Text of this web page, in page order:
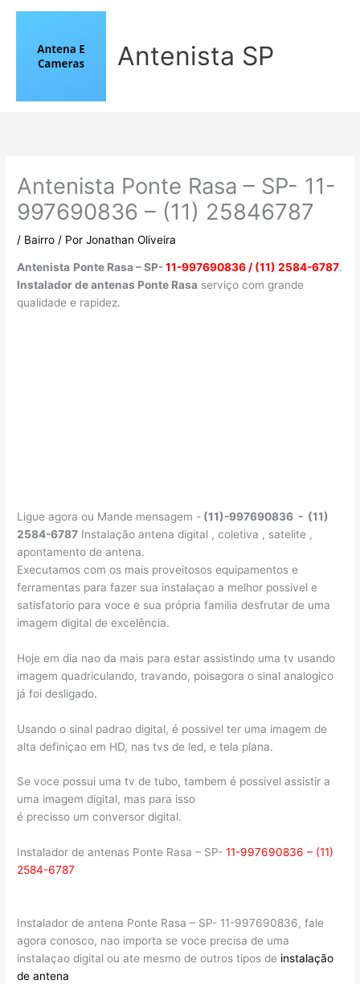
conteúdo
Antenista SP
Antenista Ponte Rasa – SP- 11-
997690836 – (11) 25846787
/ Bairro / PorJonathan Oliveira
Antenista Ponte Rasa – SP-11-997690836 / (11) 2584-6787.
Instalador de antenas Ponte Rasa serviço com grande
qualidade e rapidez.
Ligue agora ou Mande mensagem - (11)-997690836 - (11)
2584-6787 Instalação antena digital , coletiva , satelite ,
apontamento de antena.
Executamos com os mais proveitosos equipamentos e
ferramentas para fazer sua instalaçao a melhor possivel e
satisfatorio para voce e sua própria familia desfrutar de uma
imagem digital de excelência.
Hoje em dia nao da mais para estar assistindo uma tv usando
imagem quadriculando, travando, poisagora o sinal analogico
já foi desligado.
Usando o sinal padrao digital, é possivel ter uma imagem de
alta definiçao em HD, nas tvs de led, e tela plana.
Se voce possui uma tv de tubo, tambem é possivel assistir a
uma imagem digital, mas para isso
é precisso um conversor digital.
Instalador de antenas Ponte Rasa – SP-11-997690836 – (11)
2584-6787
Instalador de antena Ponte Rasa – SP- 11-997690836, fale
agora conosco, nao importa se voce precisa de uma
instalaçao digital ou ate mesmo de outros tipos de instalação
de antena